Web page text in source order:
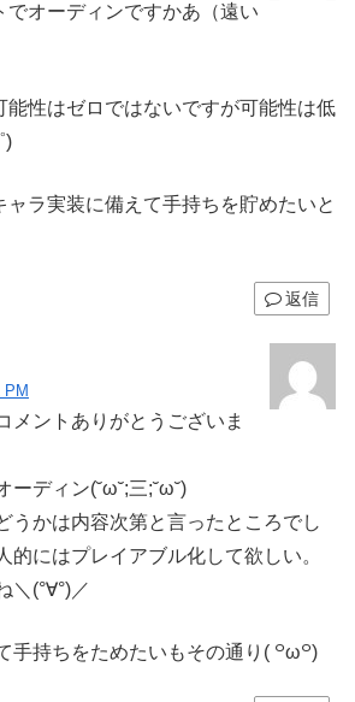
でオーディンですかあ（遠い
能性はゼロではないですが可能性は低
)
ラ実装に備えて手持ちを貯めたいと
返信
PM
メントありがとうございま
ーディン(˘ω˘;三;˘ω˘)
うかは内容次第と言ったところでし
的にはプレイアブル化して欲しい。
＼(°∀°)／
手持ちをためたいもその通り( ꒪ω꒪)